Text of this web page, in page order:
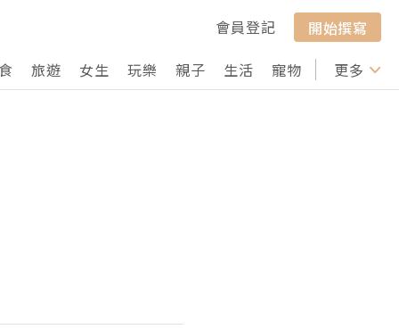
會員登記
開始撰寫
旅遊 女生 玩樂 親子 生活 寵物 行山 打卡
更多